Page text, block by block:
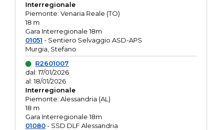
Interregionale
Piemonte: Venaria Reale (TO)
18 m
Gara Interregionale 18m
01051 - Sentiero Selvaggio ASD-APS
Murgia, Stefano
R2601007
dal: 17/01/2026
al: 18/01/2026
Interregionale
Piemonte: Alessandria (AL)
18 m
Gara Interregionale 18m
01080- SSD DLF Alessandria